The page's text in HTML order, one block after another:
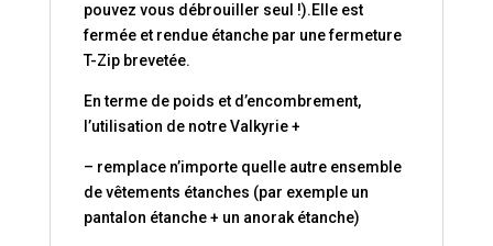
pouvez vous débrouiller seul !).Elle est
fermée et rendue étanche par une fermeture
T-Zip brevetée.
En terme de poids et d’encombrement,
l’utilisation de notre Valkyrie +
– remplace n’importe quelle autre ensemble
de vêtements étanches (par exemple un
pantalon étanche + un anorak étanche)